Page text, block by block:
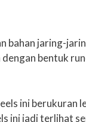
bahan jaring-
bentuk
ini berukuran
ini jadi terlihat